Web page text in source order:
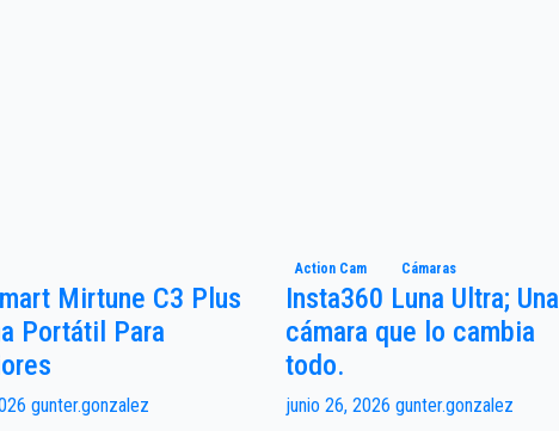
Mirtune C3 Plus
Portátil Para
gunter.gonzalez
Action Cam Cámaras
Insta360 Luna Ultra; Una
cámara que lo cambia
todo.
junio 26, 2026 gunter.gonzalez